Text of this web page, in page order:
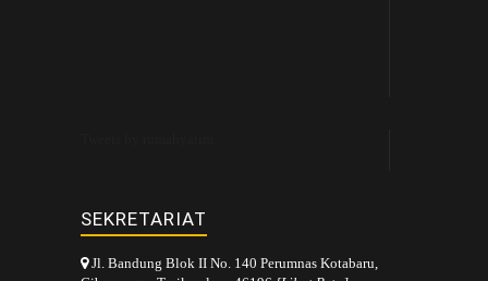
SEKRETARIAT
Jl. Bandung Blok II No. 140 Perumnas Kotabaru,